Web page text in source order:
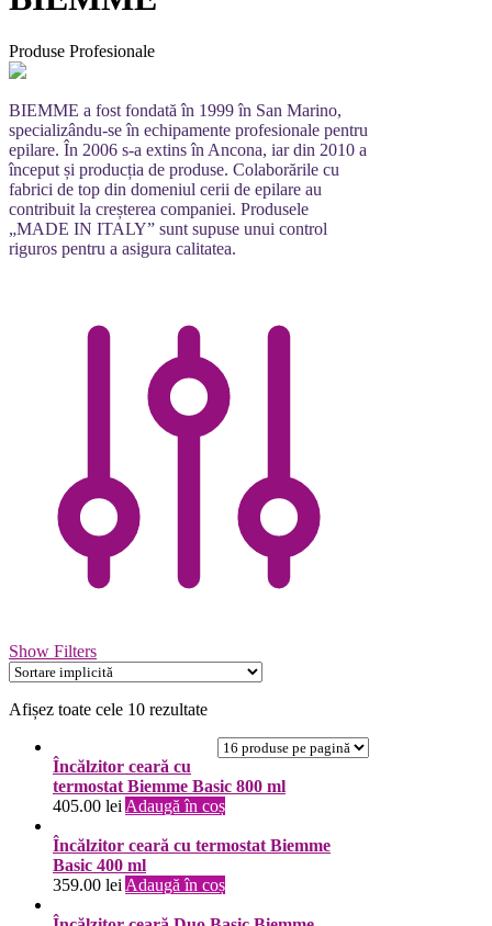
Produse Profesionale
BIEMME a fost fondată în 1999 în San Marino,
specializându-se în echipamente profesionale pentru
epilare. În 2006 s-a extins în Ancona, iar din 2010 a
început și producția de produse. Colaborările cu
fabrici de top din domeniul cerii de epilare au
contribuit la creșterea companiei. Produsele
„MADE IN ITALY” sunt supuse unui control
riguros pentru a asigura calitatea.
Show Filters
Afișez toate cele 10 rezultate
Încălzitor ceară cu
termostat Biemme Basic 800 ml
405.00 lei Adaugă în coș
Încălzitor ceară cu termostat Biemme
Basic 400 ml
359.00 lei Adaugă în coș